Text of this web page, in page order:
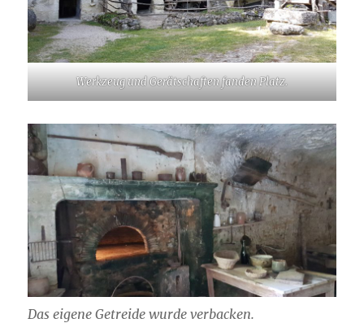
Werkzeug und Gerätschaften fanden Platz.
Das eigene Getreide wurde verbacken.